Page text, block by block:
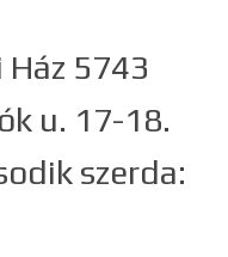
5743
u. 17-18.
szerda: